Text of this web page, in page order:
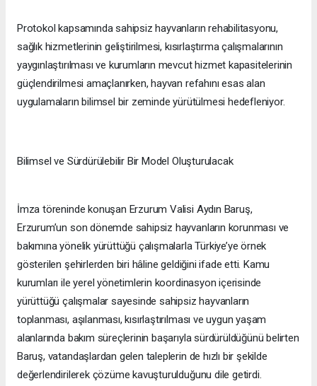
Protokol kapsamında sahipsiz hayvanların rehabilitasyonu,
sağlık hizmetlerinin geliştirilmesi, kısırlaştırma çalışmalarının
yaygınlaştırılması ve kurumların mevcut hizmet kapasitelerinin
güçlendirilmesi amaçlanırken, hayvan refahını esas alan
uygulamaların bilimsel bir zeminde yürütülmesi hedefleniyor.
Bilimsel ve Sürdürülebilir Bir Model Oluşturulacak
İmza töreninde konuşan Erzurum Valisi Aydın Baruş,
Erzurum’un son dönemde sahipsiz hayvanların korunması ve
bakımına yönelik yürüttüğü çalışmalarla Türkiye’ye örnek
gösterilen şehirlerden biri hâline geldiğini ifade etti. Kamu
kurumları ile yerel yönetimlerin koordinasyon içerisinde
yürüttüğü çalışmalar sayesinde sahipsiz hayvanların
toplanması, aşılanması, kısırlaştırılması ve uygun yaşam
alanlarında bakım süreçlerinin başarıyla sürdürüldüğünü belirten
Baruş, vatandaşlardan gelen taleplerin de hızlı bir şekilde
değerlendirilerek çözüme kavuşturulduğunu dile getirdi.